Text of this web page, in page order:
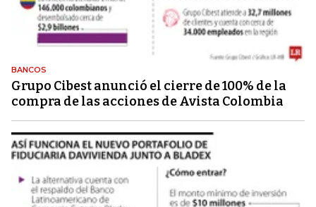
BANCOS
Grupo Cibest anunció el cierre de 100% de la
compra de las acciones de Avista Colombia